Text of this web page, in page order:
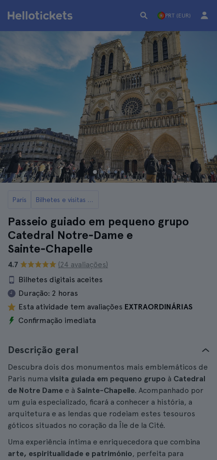
PRT (EUR)
Paris Bilhetes e visitas à Catedral de Notre-Dame de Paris
Passeio guiado em pequeno grupo
Catedral Notre‑Dame e
Sainte‑Chapelle
4.7
(24 avaliações)
Bilhetes digitais aceites
Duração: 2 horas
Esta atividade tem avaliações EXTRAORDINÁRIAS
Confirmação imediata
Descrição geral
Descubra dois dos monumentos mais emblemáticos de
Paris numa visita guiada em pequeno grupo à Catedral
de Notre Dame e à Sainte-Chapelle. Acompanhado por
um guia especializado, ficará a conhecer a história, a
arquitetura e as lendas que rodeiam estes tesouros
góticos situados no coração da Île de la Cité.
Uma experiência íntima e enriquecedora que combina
arte, espiritualidade e património, perfeita para